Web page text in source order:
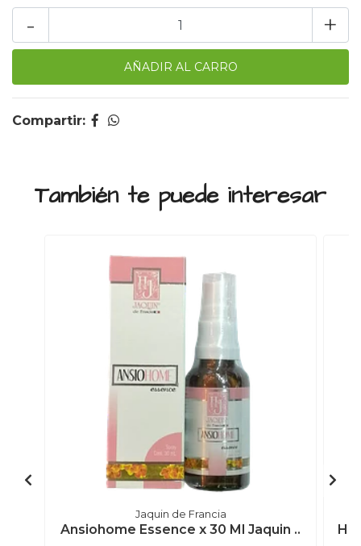
+
-
Compartir:
También te puede interesar
Jaquin de Francia
Ansiohome Essence x 30 Ml Jaquin ..